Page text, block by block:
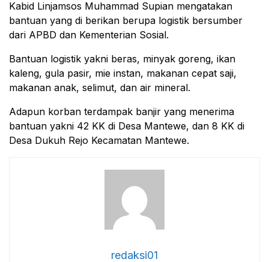
Kabid Linjamsos Muhammad Supian mengatakan
bantuan yang di berikan berupa logistik bersumber
dari APBD dan Kementerian Sosial.
Bantuan logistik yakni beras, minyak goreng, ikan
kaleng, gula pasir, mie instan, makanan cepat saji,
makanan anak, selimut, dan air mineral.
Adapun korban terdampak banjir yang menerima
bantuan yakni 42 KK di Desa Mantewe, dan 8 KK di
Desa Dukuh Rejo Kecamatan Mantewe.
redaksi01